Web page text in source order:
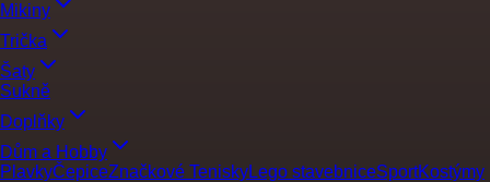
Mikiny
Trička
Šaty
Sukně
Doplňky
Dům a Hobby
PlavkyČepiceZnačkové TeniskyLego stavebniceSportKostýmy